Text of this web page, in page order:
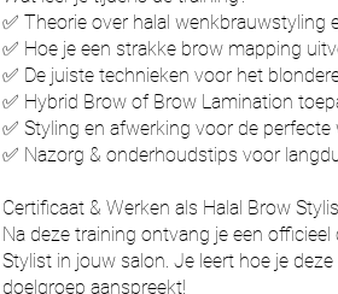
✅ Theorie over halal
✅ Hoe je een strakke brow mapping
✅ De juiste technieken voor het
✅ Hybrid Brow of Brow Lamination
✅ Styling en afwerking voor de
✅ Nazorg & onderhoudstips voor
Certificaat & Werken als Halal Brow
Na deze training ontvang je een
Stylist in jouw salon. Je leert hoe je
doelgroep aanspreekt!